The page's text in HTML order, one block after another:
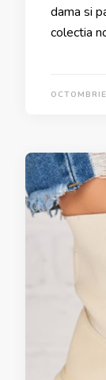
dama si
colectia